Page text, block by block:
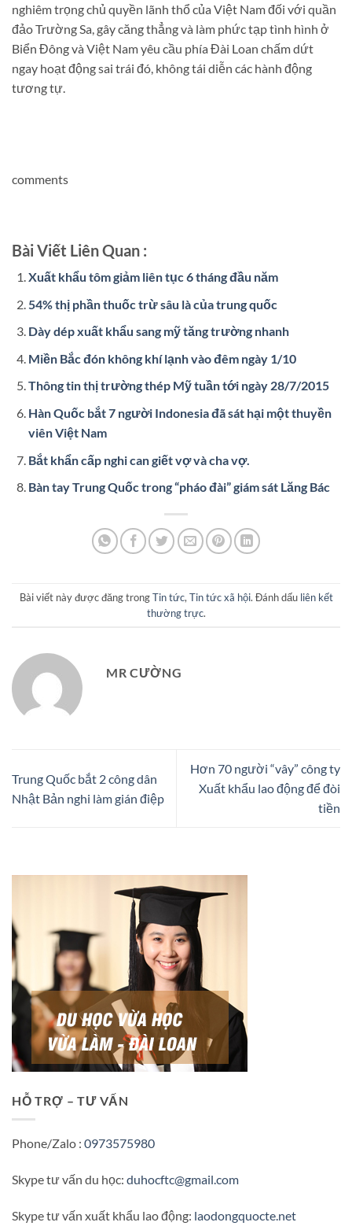
nghiêm trọng chủ quyền lãnh thổ của Việt Nam đối với quần
đảo Trường Sa, gây căng thẳng và làm phức tạp tình hình ở
Biển Đông và Việt Nam yêu cầu phía Đài Loan chấm dứt
ngay hoạt động sai trái đó, không tái diễn các hành động
tương tự.
comments
Bài Viết Liên Quan :
Xuất khẩu tôm giảm liên tục 6 tháng đầu năm
54% thị phần thuốc trừ sâu là của trung quốc
Dày dép xuất khẩu sang mỹ tăng trường nhanh
Miền Bắc đón không khí lạnh vào đêm ngày 1/10
Thông tin thị trường thép Mỹ tuần tới ngày 28/7/2015
Hàn Quốc bắt 7 người Indonesia đã sát hại một thuyền
viên Việt Nam
Bắt khẩn cấp nghi can giết vợ và cha vợ.
Bàn tay Trung Quốc trong “pháo đài” giám sát Lăng Bác
Bài viết này được đăng trongTin tức, Tin tức xã hội. Đánh dấu liên kết
thường trực.
MR CƯỜNG
Trung Quốc bắt 2 công dân
Nhật Bản nghi làm gián điệp
Hơn 70 người “vây” công ty
Xuất khẩu lao động để đòi
tiền
HỖ TRỢ – TƯ VẤN
Phone/Zalo : 0973575980
Skype tư vấn du học: duhocftc@gmail.com
Skype tư vấn xuất khẩu lao động: laodongquocte.net